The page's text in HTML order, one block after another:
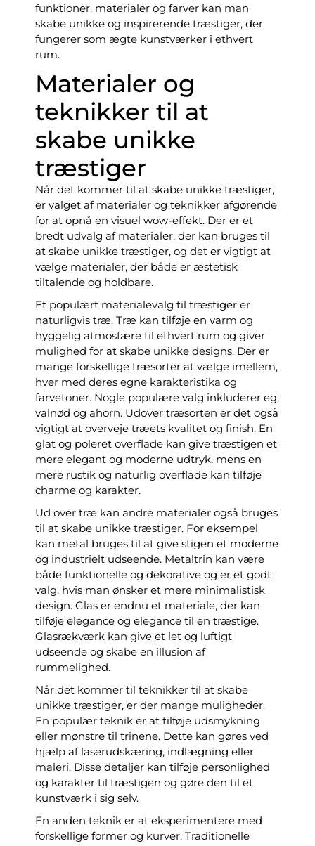
funktioner, materialer og farver kan man
skabe unikke og inspirerende træstiger, der
fungerer som ægte kunstværker i ethvert
rum.
Materialer og
teknikker til at
skabe unikke
træstiger
Når det kommer til at skabe unikke træstiger,
er valget af materialer og teknikker afgørende
for at opnå en visuel wow-effekt. Der er et
bredt udvalg af materialer, der kan bruges til
at skabe unikke træstiger, og det er vigtigt at
vælge materialer, der både er æstetisk
tiltalende og holdbare.
Et populært materialevalg til træstiger er
naturligvis træ. Træ kan tilføje en varm og
hyggelig atmosfære til ethvert rum og giver
mulighed for at skabe unikke designs. Der er
mange forskellige træsorter at vælge imellem,
hver med deres egne karakteristika og
farvetoner. Nogle populære valg inkluderer eg,
valnød og ahorn. Udover træsorten er det også
vigtigt at overveje træets kvalitet og finish. En
glat og poleret overflade kan give træstigen et
mere elegant og moderne udtryk, mens en
mere rustik og naturlig overflade kan tilføje
charme og karakter.
Ud over træ kan andre materialer også bruges
til at skabe unikke træstiger. For eksempel
kan metal bruges til at give stigen et moderne
og industrielt udseende. Metaltrin kan være
både funktionelle og dekorative og er et godt
valg, hvis man ønsker et mere minimalistisk
design. Glas er endnu et materiale, der kan
tilføje elegance og elegance til en træstige.
Glasrækværk kan give et let og luftigt
udseende og skabe en illusion af
rummelighed.
Når det kommer til teknikker til at skabe
unikke træstiger, er der mange muligheder.
En populær teknik er at tilføje udsmykning
eller mønstre til trinene. Dette kan gøres ved
hjælp af laserudskæring, indlægning eller
maleri. Disse detaljer kan tilføje personlighed
og karakter til træstigen og gøre den til et
kunstværk i sig selv.
En anden teknik er at eksperimentere med
forskellige former og kurver. Traditionelle